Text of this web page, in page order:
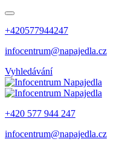
+420577944247
infocentrum@napajedla.cz
Vyhledávání
+420 577 944 247
infocentrum@napajedla.cz